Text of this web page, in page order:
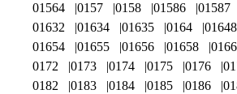
01564
0157 0158 01586 01587
01632
01634 01635 0164 01648
01654
01655 01656 01658 0166
0172
0173 0174 0175 0176
0182
0183 0184 0185 0186